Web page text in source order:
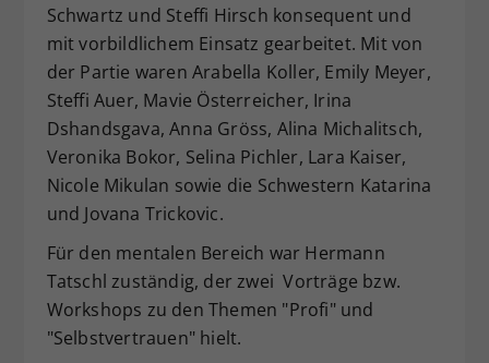
Schwartz und Steffi Hirsch konsequent und
mit vorbildlichem Einsatz gearbeitet. Mit von
der Partie waren Arabella Koller, Emily Meyer,
Steffi Auer, Mavie Österreicher, Irina
Dshandsgava, Anna Gröss, Alina Michalitsch,
Veronika Bokor, Selina Pichler, Lara Kaiser,
Nicole Mikulan sowie die Schwestern Katarina
und Jovana Trickovic.
Für den mentalen Bereich war Hermann
Tatschl zuständig, der zwei Vorträge bzw.
Workshops zu den Themen "Profi" und
"Selbstvertrauen" hielt.